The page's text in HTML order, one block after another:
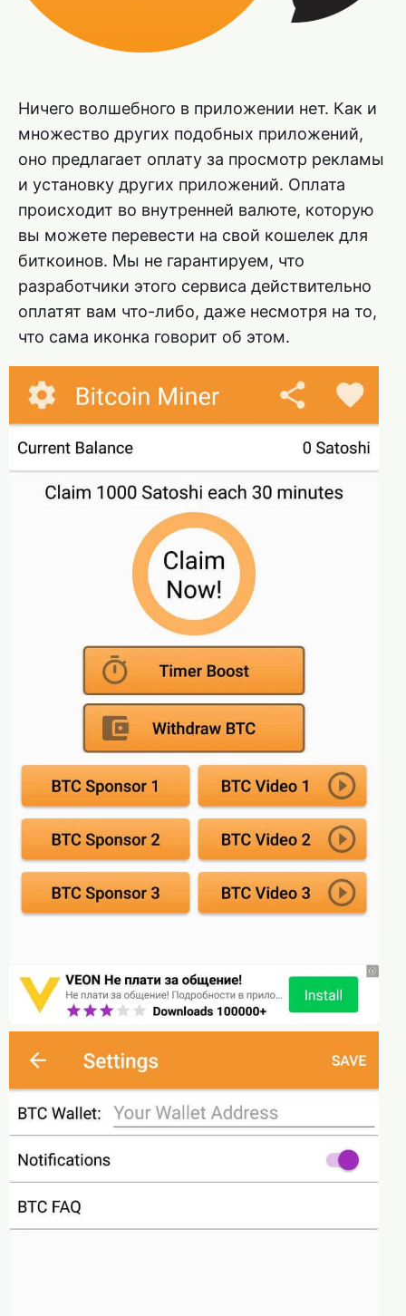
Ничего волшебного в приложении нет. Как и
множество других подобных приложений,
оно предлагает оплату за просмотр рекламы
и установку других приложений. Оплата
происходит во внутренней валюте, которую
вы можете перевести на свой кошелек для
биткоинов. Мы не гарантируем, что
разработчики этого сервиса действительно
оплатят вам что-либо, даже несмотря на то,
что сама иконка говорит об этом.